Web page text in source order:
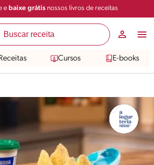
e baixe grátisnossos livros de receitas
Receitas Cursos E-books
Compartilhar